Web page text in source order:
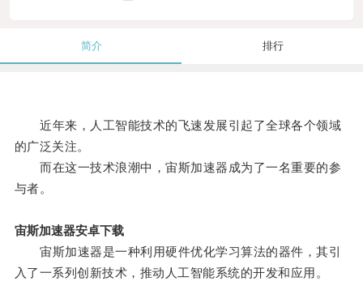
简介 排行
近年来，人工智能技术的飞速发展引起了全球各个领域
的广泛关注。
而在这一技术浪潮中，宙斯加速器成为了一名重要的参
与者。
宙斯加速器安卓下载
宙斯加速器是一种利用硬件优化学习算法的器件，其引
入了一系列创新技术，推动人工智能系统的开发和应用。